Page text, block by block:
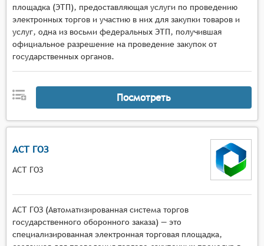
площадка (ЭТП), предоставляющая услуги по проведению
электронных торгов и участию в них для закупки товаров и
услуг, одна из восьми федеральных ЭТП, получившая
официальное разрешение на проведение закупок от
государственных органов.
Посмотреть
АСТ ГОЗ
АСТ ГОЗ
АСТ ГОЗ (Автоматизированная система торгов
государственного оборонного заказа) — это
специализированная электронная торговая площадка,